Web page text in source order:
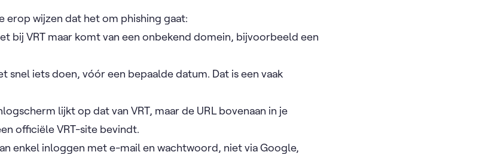
erop wijzen dat het om phishing gaat:
bij VRT maar komt van een onbekend domein, bijvoorbeeld een
snel iets doen, vóór een bepaalde datum. Dat is een vaak
lijkt op dat van VRT, maar de URL bovenaan in je
officiële VRT-site bevindt.
enkel inloggen met e-mail en wachtwoord, niet via Google,